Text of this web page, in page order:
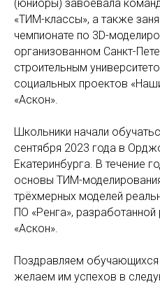
(юниоры) завоевала
«ТИМ-классы», а также
чемпионате по 3D-
организованном Санкт-
строительным
социальных проектов
«Аскон».
Школьники начали
сентября 2023 года в
Екатеринбурга. В течение
основы ТИМ-
трёхмерных моделей
ПО «Ренга»,
«Аскон».
Поздравляем
желаем им успехов в